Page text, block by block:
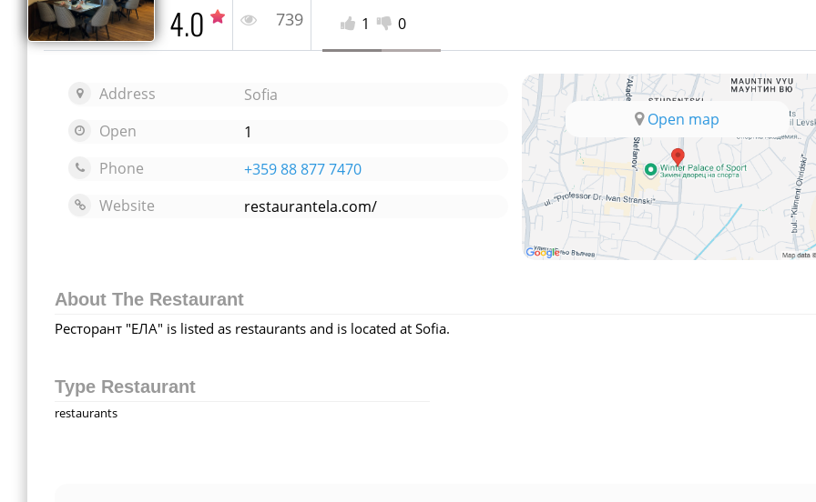
4.0 739 1 0
Address
Sofia
Open
1
Phone
+359 88 877 7470
Website
restaurantela.com/
Open map
About The Restaurant
Ресторант "ЕЛА" is listed as restaurants and is located at Sofia.
Type Restaurant
restaurants